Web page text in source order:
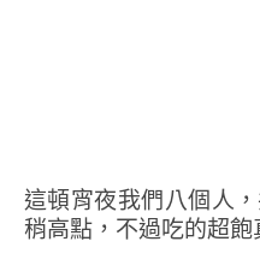
這頓宵夜我們八個人
稍高點，不過吃的超飽